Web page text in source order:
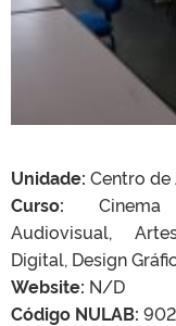
Unidade: Centro de
Curso:
Audiovisual,
Digital, Design
Website: N/D
Código NULAB: